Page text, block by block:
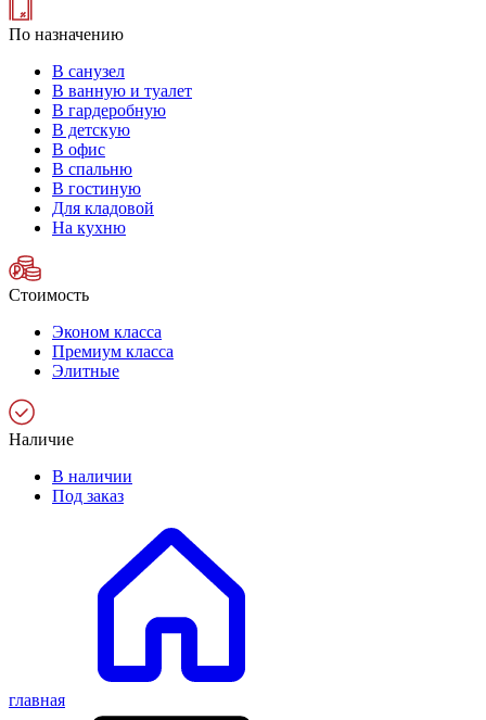
По назначению
В санузел
В ванную и туалет
В гардеробную
В детскую
В офис
В спальню
В гостиную
Для кладовой
На кухню
Стоимость
Эконом класса
Премиум класса
Элитные
Наличие
В наличии
Под заказ
главная